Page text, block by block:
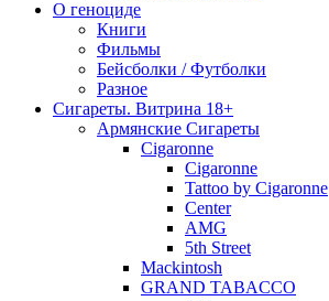
О геноциде
Книги
Фильмы
Бейсболки / Футболки
Разное
Сигареты. Витрина 18+
Армянские Сигареты
Cigaronne
Cigaronne
Tattoo by Cigaronne
Center
AMG
5th Street
Mackintosh
GRAND TABACCO